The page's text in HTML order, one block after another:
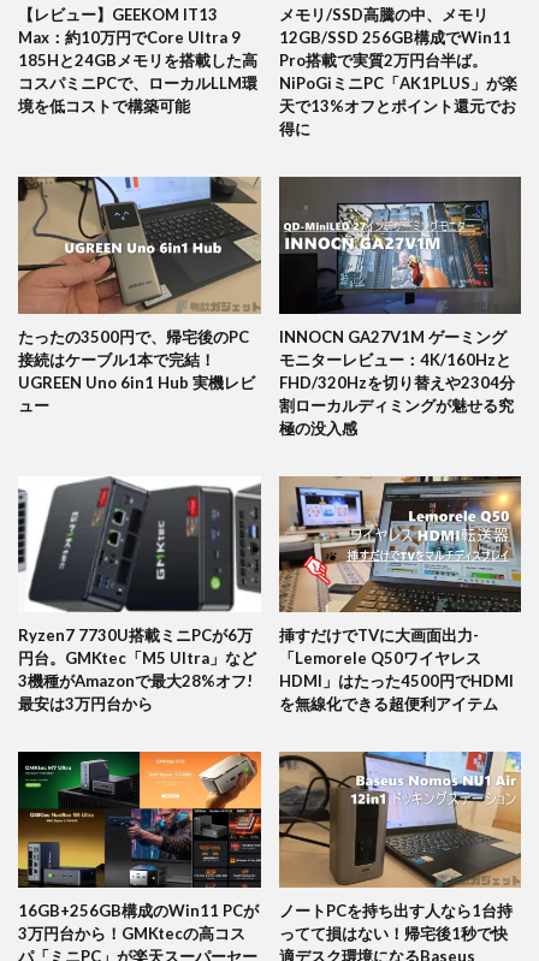
【レビュー】GEEKOM IT13
Max：約10万円でCore Ultra 9
185Hと24GBメモリを搭載した高
コスパミニPCで、ローカルLLM環
境を低コストで構築可能
メモリ/SSD高騰の中、メモリ
12GB/SSD 256GB構成でWin11
Pro搭載で実質2万円台半ば。
NiPoGiミニPC「AK1PLUS」が楽
天で13%オフとポイント還元でお
得に
たったの3500円で、帰宅後のPC
接続はケーブル1本で完結！
UGREEN Uno 6in1 Hub 実機レビ
ュー
INNOCN GA27V1M ゲーミング
モニターレビュー：4K/160Hzと
FHD/320Hzを切り替えや2304分
割ローカルディミングが魅せる究
極の没入感
Ryzen7 7730U搭載ミニPCが6万
円台。GMKtec「M5 Ultra」など
3機種がAmazonで最大28%オフ!
最安は3万円台から
挿すだけでTVに大画面出力-
「Lemorele Q50ワイヤレス
HDMI」はたった4500円でHDMI
を無線化できる超便利アイテム
16GB+256GB構成のWin11 PCが
3万円台から！GMKtecの高コス
パ「ミニPC」が楽天スーパーセー
ノートPCを持ち出す人なら1台持
ってて損はない！帰宅後1秒で快
適デスク環境になるBaseus